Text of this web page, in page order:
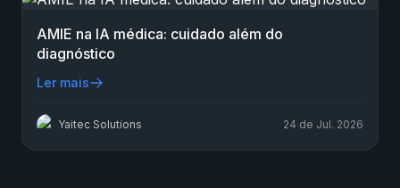
AMIE na IA médica: cuidado além do
diagnóstico
Ler mais
Yaitec Solutions 24 de Jul. 2026